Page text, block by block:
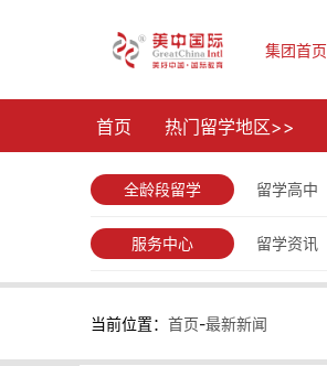
集团首页
首页 热门留学地区>>
全龄段留学 留学高中
服务中心 留学资讯
当前位置： 首页-最新新闻